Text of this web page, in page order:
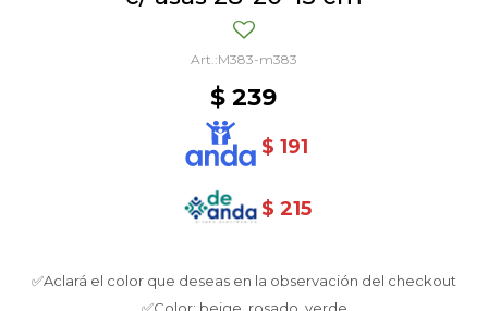
M383-m383
$ 239
$ 191
$ 215
✅Aclará el color que deseas en la observación del checkout